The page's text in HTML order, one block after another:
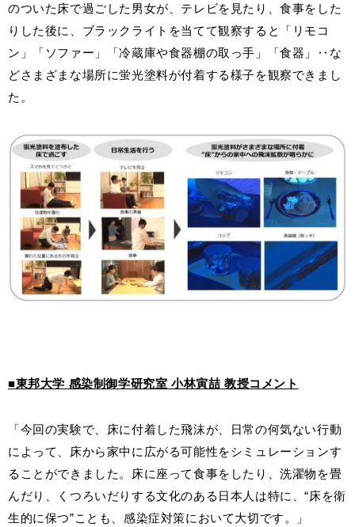
のついた床で過ごした男女が、テレビを見たり、食事をした
りした後に、ブラックライトを当てて観察すると「リモコ
ン」「ソファー」「冷蔵庫や食器棚の取っ手」「食器」‥な
どさまざまな場所に蛍光塗料が付着する様子を観察できまし
た。
■東邦大学 感染制御学研究室 小林寅喆 教授コメント
「今回の実験で、床に付着した飛沫が、日常の何気ない行動
によって、床から家中に広がる可能性をシミュレーションす
ることができました。床に座って食事をしたり、洗濯物を畳
んだり、くつろいだりする文化のある日本人は特に、“床を衛
生的に保つ”ことも、感染症対策において大切です。」